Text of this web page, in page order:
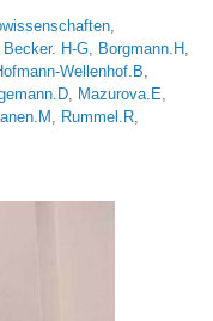
,
Becker. H-G, Borgmann.H ,
Wellenhof.B,
, Mazurova.E,
, Rummel.R,